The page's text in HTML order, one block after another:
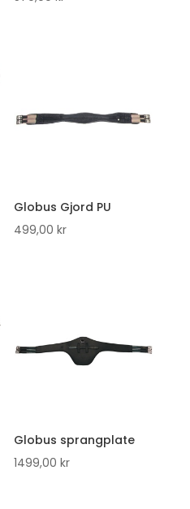
Globus Gjord PU
499,00kr
Globus sprangplate
1499,00kr